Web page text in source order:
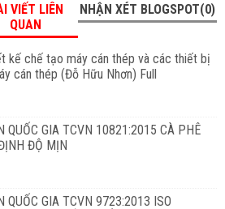
VIẾT LIÊN
QUAN
NHẬN XÉT BLOGSPOT(0)
kế chế tạo máy cán thép và các thiết bị
cán thép (Đỗ Hữu Nhơn) Full
QUỐC GIA TCVN 10821:2015 CÀ PHÊ
ĐỘ MỊN
QUỐC GIA TCVN 9723:2013 ISO